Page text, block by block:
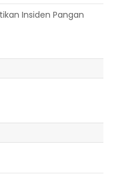
Insiden Pangan